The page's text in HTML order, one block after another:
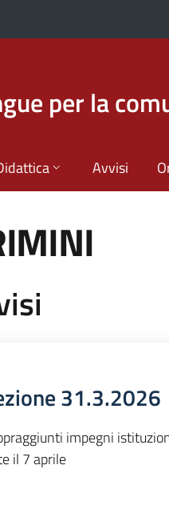
per la
Avvisi
31.3.2026
impegni
il 7 aprile